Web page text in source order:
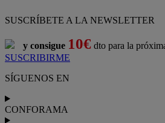
SUSCRÍBETE A LA NEWSLETTER
y consigue 10€ dto para la
SUSCRIBIRME
SÍGUENOS EN
CONFORAMA